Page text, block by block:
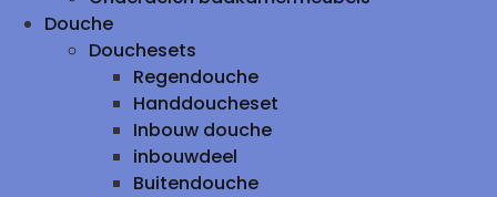
Douche
Douchesets
Regendouche
Handdoucheset
Inbouw douche
inbouwdeel
Buitendouche